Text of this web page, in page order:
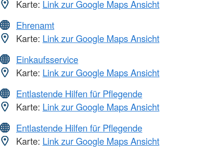
Karte: Link zur Google Maps Ansicht
Ehrenamt
Karte: Link zur Google Maps Ansicht
Einkaufsservice
Karte: Link zur Google Maps Ansicht
Entlastende Hilfen für Pflegende
Karte: Link zur Google Maps Ansicht
Entlastende Hilfen für Pflegende
Karte: Link zur Google Maps Ansicht